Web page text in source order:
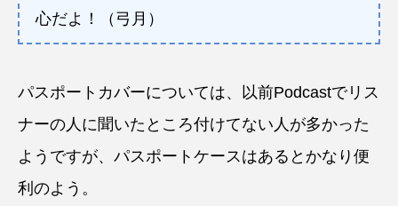
心だよ！（弓月）
パスポートカバーについては、以前Podcastでリス
ナーの人に聞いたところ付けてない人が多かった
ようですが、パスポートケースはあるとかなり便
利のよう。